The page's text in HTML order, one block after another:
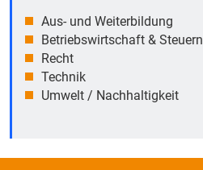
Aus- und Weiterbildung
Betriebswirtschaft & Steuern
Recht
Technik
Umwelt / Nachhaltigkeit